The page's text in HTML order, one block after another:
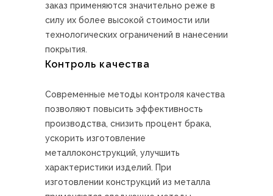
заказ применяются значительно реже в
силу их более высокой стоимости или
технологических ограничений в нанесении
покрытия.
Контроль качества
Современные методы контроля качества
позволяют повысить эффективность
производства, снизить процент брака,
ускорить изготовление
металлоконструкций, улучшить
характеристики изделий. При
изготовлении конструкций из металла